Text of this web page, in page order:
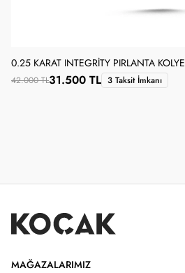
0.25 KARAT INTEGRITY PIRLANTA KOLYE
42.000 TL31.500 TL 3 Taksit İmkanı
MAĞAZALARIMIZ